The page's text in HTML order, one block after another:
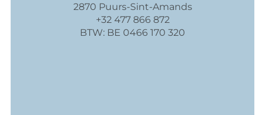
2870 Puurs-Sint-Amands
+32 477 866 872
BTW: BE 0466 170 320